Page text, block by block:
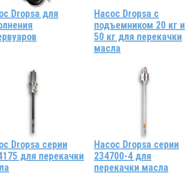
Dropsa для
Насос Dropsa с
подъемником 20 кг и
50 кг для перекачки
масла
Dropsa серии
для перекачки
Насос Dropsa серии
234700-4 для
перекачки масла